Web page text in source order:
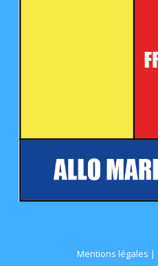
Mentions légales |